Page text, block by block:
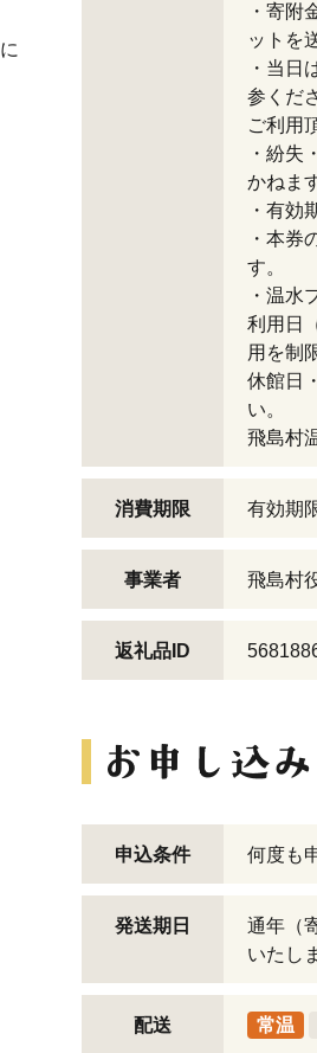
・寄附
ットを
・当日
参くだ
ご利用
・紛失
かねま
・有効
・本券
す。
・温水
利用日
用を制
休館日
い。
飛島村
消費期限 有効期
事業者 飛島村
返礼品ID
申込条件 何度も
発送期日
通年（
いたし
配送 常温